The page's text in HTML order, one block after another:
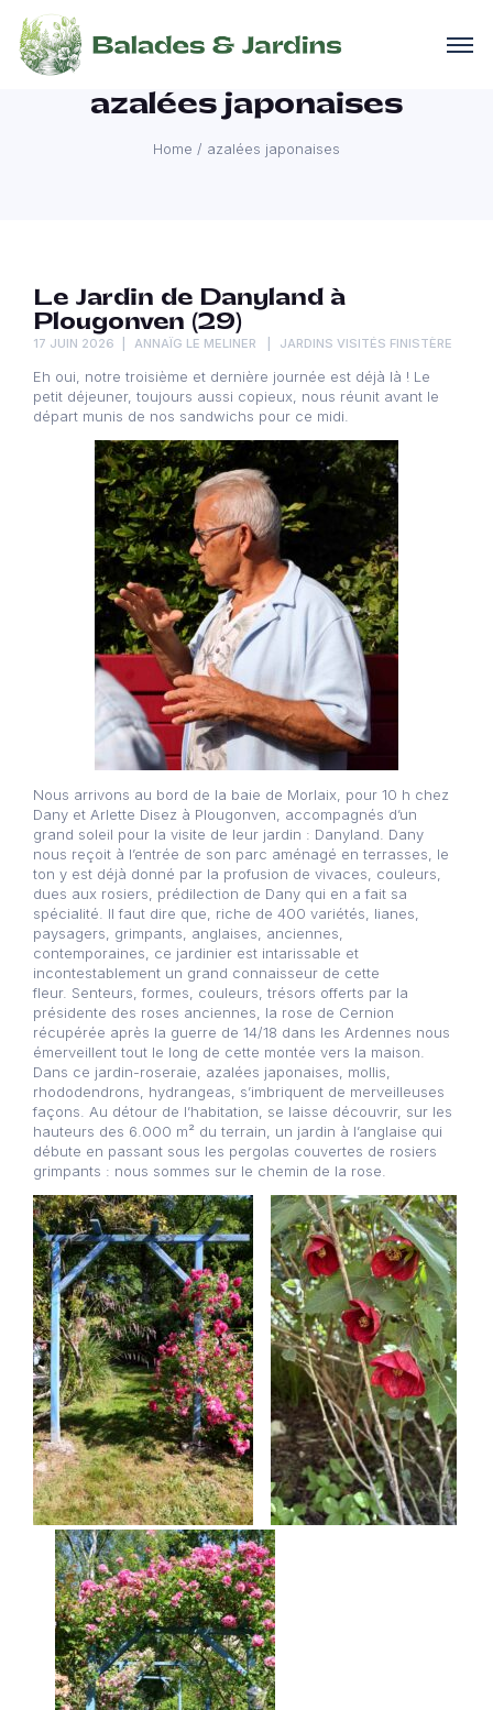
azalées japonaises
Home / azalées japonaises
Le Jardin de Danyland à
Plougonven (29)
17 JUIN 2026 ANNAÏG LE MELINER JARDINS VISITÉS FINISTÈRE
Eh oui, notre troisième et dernière journée est déjà là ! Le
petit déjeuner, toujours aussi copieux, nous réunit avant le
départ munis de nos sandwichs pour ce midi.
Nous arrivons au bord de la baie de Morlaix, pour 10 h chez
Dany et Arlette Disez à Plougonven, accompagnés d’un
grand soleil pour la visite de leur jardin : Danyland. Dany
nous reçoit à l’entrée de son parc aménagé en terrasses, le
ton y est déjà donné par la profusion de vivaces, couleurs,
dues aux rosiers, prédilection de Dany qui en a fait sa
spécialité. Il faut dire que, riche de 400 variétés, lianes,
paysagers, grimpants, anglaises, anciennes,
contemporaines, ce jardinier est intarissable et
incontestablement un grand connaisseur de cette
fleur. Senteurs, formes, couleurs, trésors offerts par la
présidente des roses anciennes, la rose de Cernion
récupérée après la guerre de 14/18 dans les Ardennes nous
émerveillent tout le long de cette montée vers la maison.
Dans ce jardin-roseraie, azalées japonaises, mollis,
rhododendrons, hydrangeas, s’imbriquent de merveilleuses
façons. Au détour de l’habitation, se laisse découvrir, sur les
hauteurs des 6.000 m² du terrain, un jardin à l’anglaise qui
débute en passant sous les pergolas couvertes de rosiers
grimpants : nous sommes sur le chemin de la rose.